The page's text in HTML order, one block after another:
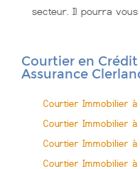
secteur. Il pourra
Courtier en
Assurance
Courtier Immobilier à
Courtier Immobilier à
Courtier Immobilier
Courtier Immobilier à